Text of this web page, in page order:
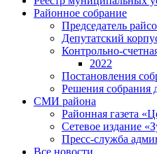
Районное собрание
Председатель
Депутатский
Контрольно-
2022
Постановления
Решения собрания
СМИ района
Районная газета
Сетевое издание
Пресс-служба
Все новости